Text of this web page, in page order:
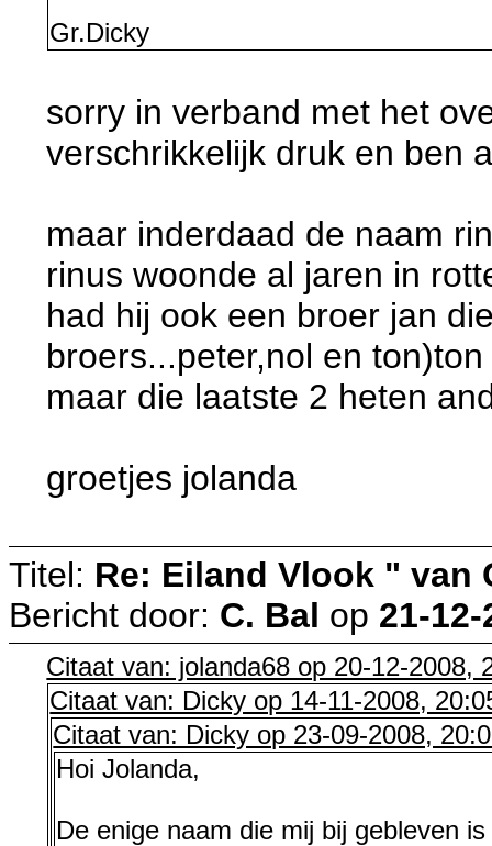
Gr.Dicky
sorry in verband met het
verschrikkelijk druk en ben
maar inderdaad de naam
rinus woonde al jaren in
had hij ook een broer jan
broers...peter,nol en
maar die laatste 2 heten
groetjes jolanda
Titel: Re: Eiland Vlook " van
Bericht door: C. Bal op 21-
Citaat van: jolanda68 op 20-12-2008,
Citaat van: Dicky op 14-11-2008,
Citaat van: Dicky op 23-09-2008,
Hoi Jolanda,
De enige naam die mij bij gebleven